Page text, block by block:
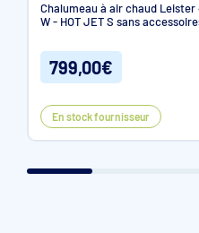
Chalumeau à air chaud Leister
W - HOT JET S sans
799,00€
En stock fournisseur